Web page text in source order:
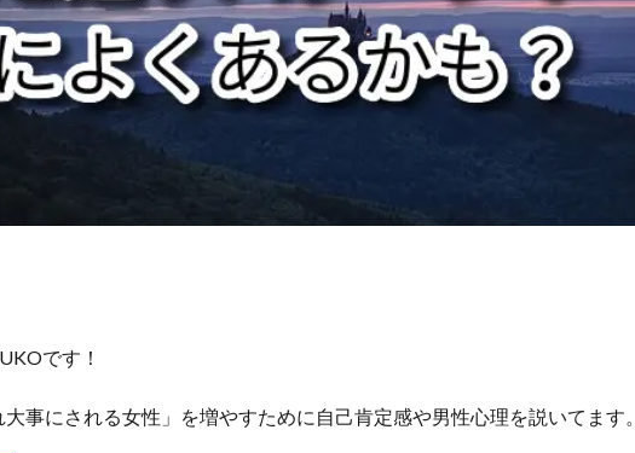
です！
大事にされる女性」を増やすために自己肯定感や男性心理を説いてます。